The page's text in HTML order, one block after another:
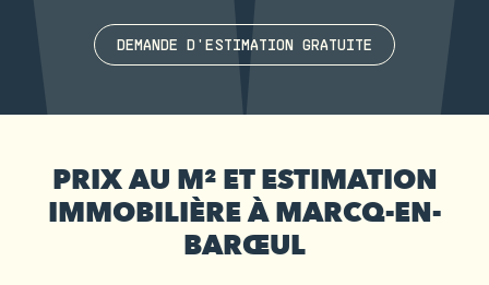
DEMANDE D'ESTIMATION GRATUITE
PRIX AU M² ET ESTIMATION
IMMOBILIÈRE À MARCQ-EN-
BARŒUL